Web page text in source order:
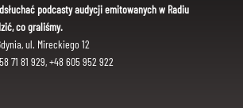
podcasty audycji emitowanych w Radiu
co graliśmy.
ul. Mireckiego 12
71 81 929, +48 605 952 922